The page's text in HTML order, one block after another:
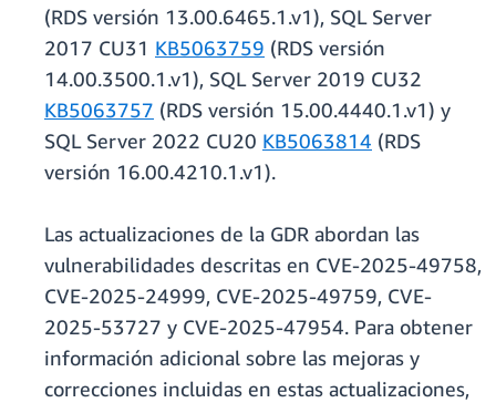
(RDS versión 13.00.6465.1.v1), SQL Server
2017 CU31 KB5063759 (RDS versión
14.00.3500.1.v1), SQL Server 2019 CU32
KB5063757 (RDS versión 15.00.4440.1.v1) y
SQL Server 2022 CU20 KB5063814 (RDS
versión 16.00.4210.1.v1).
Las actualizaciones de la GDR abordan las
vulnerabilidades descritas en CVE-2025-49758,
CVE-2025-24999, CVE-2025-49759, CVE-
2025-53727 y CVE-2025-47954. Para obtener
información adicional sobre las mejoras y
correcciones incluidas en estas actualizaciones,